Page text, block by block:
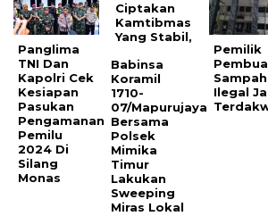
Panglima
TNI Dan
Kapolri Cek
Kesiapan
Pasukan
Pengamanan
Pemilu
2024 Di
Silang
Monas
Ciptakan
Kamtibmas
Yang Stabil,
Babinsa
Koramil
1710-
07/Mapurujaya
Bersama
Polsek
Mimika
Timur
Lakukan
Sweeping
Miras Lokal
Pemilik
Sampah
Ilegal